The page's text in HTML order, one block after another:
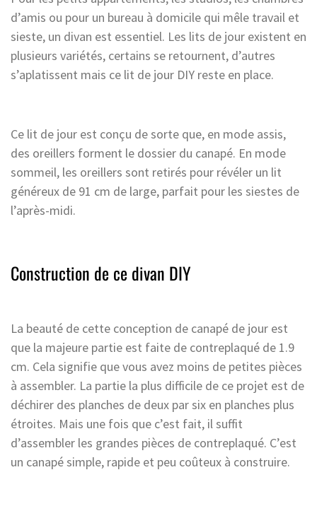
d’amis ou pour un bureau à domicile qui mêle travail et
sieste, un divan est essentiel. Les lits de jour existent en
plusieurs variétés, certains se retournent, d’autres
s’aplatissent mais ce lit de jour DIY reste en place.
Ce lit de jour est conçu de sorte que, en mode assis,
des oreillers forment le dossier du canapé. En mode
sommeil, les oreillers sont retirés pour révéler un lit
généreux de 91 cm de large, parfait pour les siestes de
l’après-midi.
Construction de ce divan DIY
La beauté de cette conception de canapé de jour est
que la majeure partie est faite de contreplaqué de 1.9
cm. Cela signifie que vous avez moins de petites pièces
à assembler. La partie la plus difficile de ce projet est de
déchirer des planches de deux par six en planches plus
étroites. Mais une fois que c’est fait, il suffit
d’assembler les grandes pièces de contreplaqué. C’est
un canapé simple, rapide et peu coûteux à construire.